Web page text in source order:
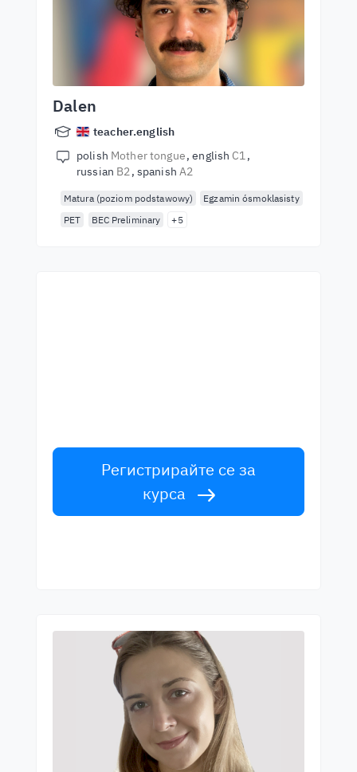
Dalen
teacher.english
polish Mother tongue english C1
russian B2 spanish A2
Matura (poziom podstawowy)
Egzamin ósmoklasisty
PET
BEC Preliminary +5
Регистрирайте се за
курса